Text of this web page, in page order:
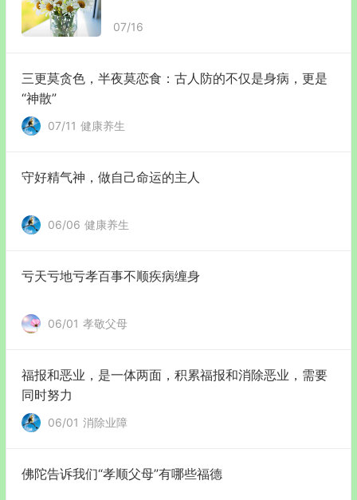
07/16
三更莫贪色，半夜莫恋食：古人防的不仅是身病，更是
“神散”
07/11 健康养生
守好精气神，做自己命运的主人
06/06 健康养生
亏天亏地亏孝百事不顺疾病缠身
06/01 孝敬父母
福报和恶业，是一体两面，积累福报和消除恶业，需要
同时努力
06/01 消除业障
佛陀告诉我们“孝顺父母”有哪些福德